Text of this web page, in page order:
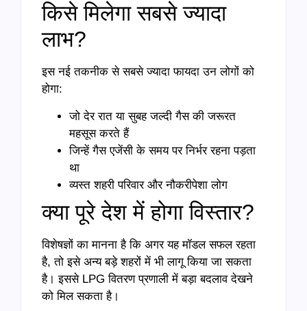
किसे मिलेगा सबसे ज्यादा
लाभ?
इस नई तकनीक से सबसे ज्यादा फायदा उन लोगों को
होगा:
जो देर रात या सुबह जल्दी गैस की जरूरत
महसूस करते हैं
जिन्हें गैस एजेंसी के समय पर निर्भर रहना पड़ता
था
व्यस्त शहरी परिवार और नौकरीपेशा लोग
क्या पूरे देश में होगा विस्तार?
विशेषज्ञों का मानना है कि अगर यह मॉडल सफल रहता
है, तो इसे अन्य बड़े शहरों में भी लागू किया जा सकता
है। इससे LPG वितरण प्रणाली में बड़ा बदलाव देखने
को मिल सकता है।